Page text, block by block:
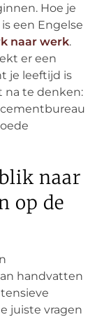
Hoe je
een Engelse
naar werk.
er een
je leeftijd is
na te denken:
naar
op de
handvatten
juiste vragen